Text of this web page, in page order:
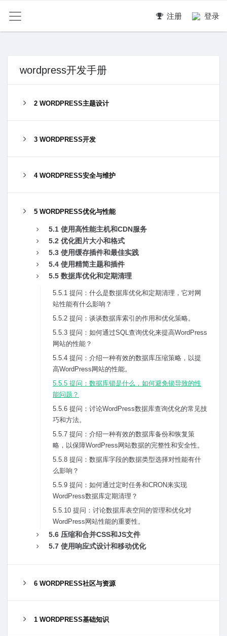
注册 登录
wordpress开发手册
2 WORDPRESS主题设计
3 WORDPRESS开发
4 WORDPRESS安全与维护
5 WORDPRESS优化与性能
5.1 使⽤⾼性能主机和CDN服务
5.2 优化图⽚⼤⼩和格式
5.3 使⽤缓存插件和最佳实践
5.4 使⽤精简主题和插件
5.5 数据库优化和定期清理
5.5.1 提问：什么是数据库优化和定期清理，它对⽹
站性能有什么影响？
5.5.2 提问：谈谈数据库索引的作⽤和优化策略。
5.5.3 提问：如何通过SQL查询优化来提⾼WordPress
⽹站的性能？
5.5.4 提问：介绍⼀种有效的数据库压缩策略，以提
⾼WordPress⽹站的性能。
5.5.5 提问：数据库锁是什么，如何避免锁导致的性
能问题？
5.5.6 提问：讨论WordPress数据库查询优化的常见技
巧和⽅法。
5.5.7 提问：介绍⼀种有效的数据库备份和恢复策
略，以保障WordPress⽹站数据的完整性和安全性。
5.5.8 提问：数据库字段的数据类型选择对性能有什
么影响？
5.5.9 提问：如何通过定时任务和CRON来实现
WordPress数据库定期清理？
5.5.10 提问：讨论数据库表空间的管理和优化对
WordPress⽹站性能的重要性。
5.6 压缩和合并CSS和JS⽂件
5.7 使⽤响应式设计和移动优化
6 WORDPRESS社区与资源
1 WORDPRESS基础知识